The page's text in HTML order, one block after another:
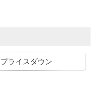
プライスダウン